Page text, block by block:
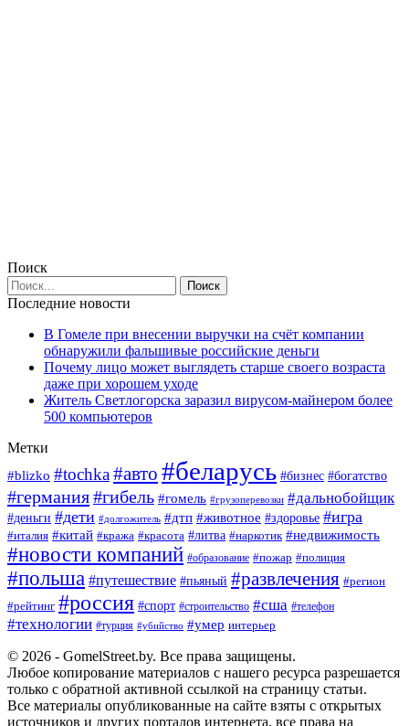
Поиск
Последние новости
В Гомеле при внесении выручки на счёт компании
обнаружили фальшивые российские деньги
Почему лицо может выглядеть старше своего возраста
даже при хорошем уходе
Житель Светлогорска заразил вирусом-майнером более
500 компьютеров
Метки
#blizko #tochka#авто #беларусь #бизнес #богатство
#германия#гибель #гомель #грузоперевозки #дальнобойщик
#деньги #дети #долгожитель #дтп #животное #здоровье #игра
#италия #китай #кража #красота #литва #наркотик #недвижимость
#новости компаний #образование #пожар #полиция
#польша #путешествие #пьяный #развлечения #регион
#рейтинг #россия #спорт #строительство #сша #телефон
#технологии #турция #убийство #умер интерьер
© 2026 - GomelStreet.by. Все права защищены.
Любое копирование материалов с нашего ресурса разрешается
только с обратной активной ссылкой на страницу статьи.
Все материалы опубликованные на сайте взяты с открытых
источников и других порталов интернета, все права на